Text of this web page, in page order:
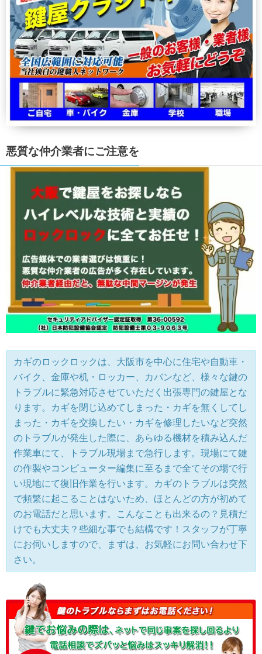
悪質な仲介業者にご注意を
カギのロックロックは、大阪市を中心に住宅や自動車・
バイク、金庫や机・ロッカー、カバンなど、様々な鍵の
トラブルに緊急対応させていただく出張専門の鍵屋とな
ります。カギを閉じ込めてしまった・カギを無くしてし
まった・カギを交換したい・カギを修理したいなど突然
のトラブルが発生した際に、あらゆる機材を積み込んだ
作業車にて、トラブル現場まで急行します。現場にて鍵
の作製やコンピューター編集に至るまで全てその場で行
い現地にて復旧作業を行います。カギのトラブルは突然
で頻繁に起こることはないため、ほとんどの方が初めて
のお電話だと思います。こんなことも出来るの？見積だ
けでも大丈夫？些細な事でも結構です！スタッフが丁寧
にお伺いしますので、まずは、お気軽にお問い合わせ下
さい。